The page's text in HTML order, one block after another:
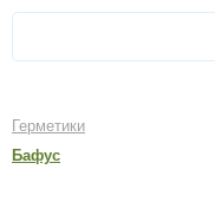
Герметики
Бафус